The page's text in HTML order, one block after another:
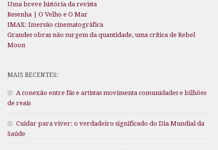
Uma breve história da revista
Resenha | O Velho e O Mar
IMAX: Imersão cinematográfica
Grandes obras não surgem da quantidade, uma crítica de Rebel
Moon
MAIS RECENTES:
A conexão entre fãs e artistas movimenta comunidades e bilhões
de reais
Cuidar para viver: o verdadeiro significado do Dia Mundial da
Saúde